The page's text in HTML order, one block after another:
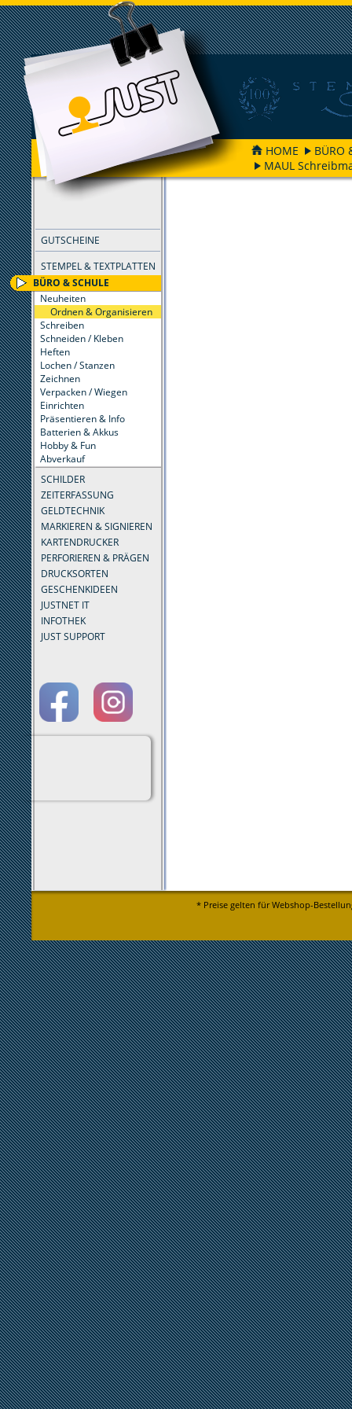
HOME
BÜRO
MAUL
GUTSCHEINE
STEMPEL & TEXTPLATTEN
BÜRO & SCHULE
Neuheiten
Ordnen & Organisieren
Schreiben
Schneiden / Kleben
Heften
Lochen / Stanzen
Zeichnen
Verpacken / Wiegen
Einrichten
Präsentieren & Info
Batterien & Akkus
Hobby & Fun
Abverkauf
SCHILDER
ZEITERFASSUNG
GELDTECHNIK
MARKIEREN & SIGNIEREN
KARTENDRUCKER
PERFORIEREN & PRÄGEN
DRUCKSORTEN
GESCHENKIDEEN
JUSTNET IT
INFOTHEK
JUST SUPPORT
FILTER
* Preise gelten für Webshop-